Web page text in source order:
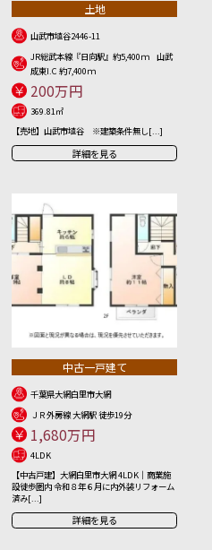
土地
山武市埴谷2446-11
JR総武本線『日向駅』約5,400ｍ 山武
成東I.C 約7,400ｍ
200万円
369.81㎡
【売地】山武市埴谷 ※建築条件無し[...]
詳細を見る
中古一戸建て
千葉県大網白里市大網
ＪＲ外房線 大網駅 徒歩19分
1,680万円
4LDK
【中古戸建】大網白里市大網 4LDK｜商業施
設徒歩圏内 令和８年６月に内外装リフォーム
済み[...]
詳細を見る